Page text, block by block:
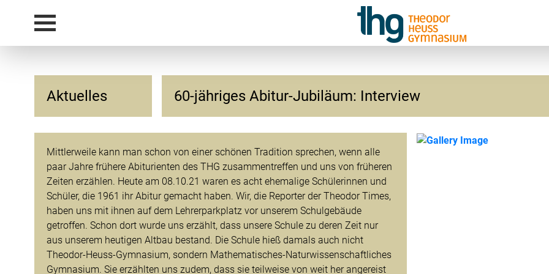
Aktuelles 60-jähriges Abitur-Jubiläum: Interview
Mittlerweile kann man schon von einer schönen Tradition sprechen, wenn alle
paar Jahre frühere Abiturienten des THG zusammentreffen und uns von früheren
Zeiten erzählen. Heute am 08.10.21 waren es acht ehemalige Schülerinnen und
Schüler, die 1961 ihr Abitur gemacht haben. Wir, die Reporter der Theodor Times,
haben uns mit ihnen auf dem Lehrerparkplatz vor unserem Schulgebäude
getroffen. Schon dort wurde uns erzählt, dass unsere Schule zu deren Zeit nur
aus unserem heutigen Altbau bestand. Die Schule hieß damals auch nicht
Theodor-Heuss-Gymnasium, sondern Mathematisches-Naturwissenschaftliches
Gymnasium. Sie erzählten uns zudem, dass sie teilweise von weit her angereist